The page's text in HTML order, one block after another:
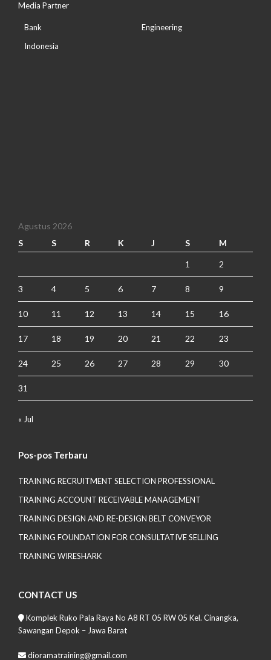
Media Partner
Bank
Indonesia
Engineering
Agustus 2026
S
S R K J S M
1 2
3 4 5 6 7 8 9
10 11 12 13 14 15 16
17 18 19 20 21 22 23
24 25 26 27 28 29 30
31
« Jul
Pos-pos Terbaru
TRAINING RECRUITMENT SELECTION PROFESSIONAL
TRAINING ACCOUNT RECEIVABLE MANAGEMENT
TRAINING DESIGN AND RE-DESIGN BELT CONVEYOR
TRAINING FOUNDATION FOR CONSULTATIVE SELLING
TRAINING WIRESHARK
CONTACT US
Komplek Ruko Pala Raya No A8 RT 05 RW 05 Kel. Cinangka,
Sawangan Depok – Jawa Barat
dioramatraining@gmail.com